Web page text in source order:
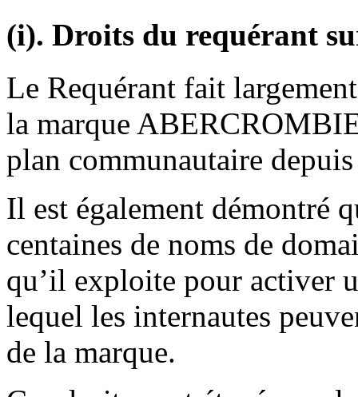
(i). Droits du requérant
Le Requérant fait
la marque
plan communautaire
Il est également démontré
centaines de noms de
qu’il exploite pour activer
lequel les internautes
de la marque.